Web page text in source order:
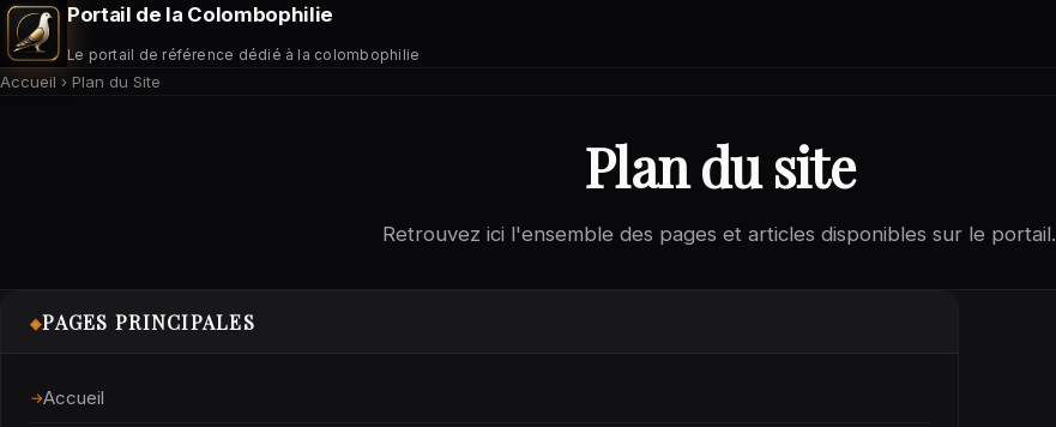
Portail de la Colombophilie
Le portail de référence dédié à la colombophilie
Accueil › Plan du Site
Plan du site
Retrouvez ici l'ensemble des pages et articles disponibles sur le portail.
◈PAGES PRINCIPALES
Accueil